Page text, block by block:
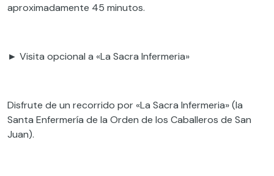
aproximadamente 45 minutos.
► Visita opcional a «La Sacra Infermeria»
Disfrute de un recorrido por «La Sacra Infermeria» (la
Santa Enfermería de la Orden de los Caballeros de San
Juan).